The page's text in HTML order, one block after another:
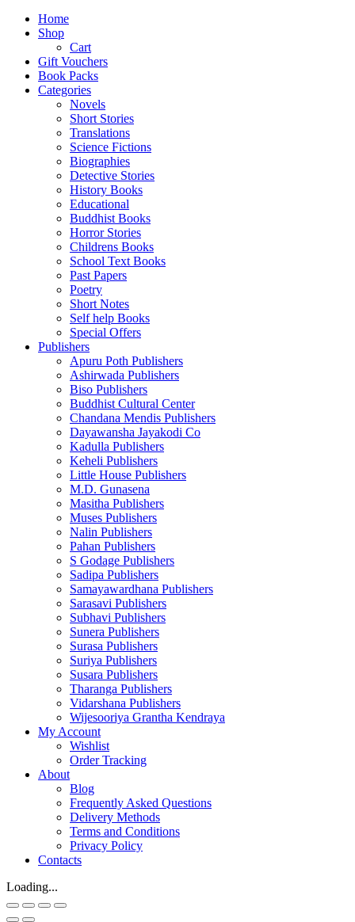
Home
Shop
Cart
Gift Vouchers
Book Packs
Categories
Novels
Short Stories
Translations
Science Fictions
Biographies
Detective Stories
History Books
Educational
Buddhist Books
Horror Stories
Childrens Books
School Text Books
Past Papers
Poetry
Short Notes
Self help Books
Special Offers
Publishers
Apuru Poth Publishers
Ashirwada Publishers
Biso Publishers
Buddhist Cultural Center
Chandana Mendis Publishers
Dayawansha Jayakodi Co
Kadulla Publishers
Keheli Publishers
Little House Publishers
M.D. Gunasena
Masitha Publishers
Muses Publishers
Nalin Publishers
Pahan Publishers
S Godage Publishers
Sadipa Publishers
Samayawardhana Publishers
Sarasavi Publishers
Subhavi Publishers
Sunera Publishers
Surasa Publishers
Suriya Publishers
Susara Publishers
Tharanga Publishers
Vidarshana Publishers
Wijesooriya Grantha Kendraya
My Account
Wishlist
Order Tracking
About
Blog
Frequently Asked Questions
Delivery Methods
Terms and Conditions
Privacy Policy
Contacts
Loading...